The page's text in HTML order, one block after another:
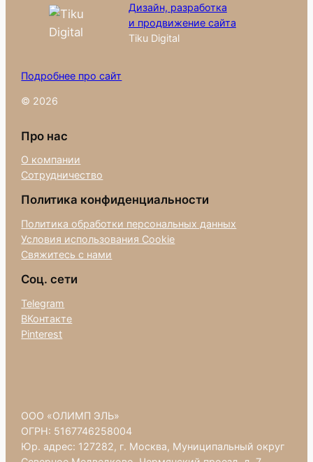
Дизайн, разработка
и продвижение сайта
Tiku Digital
Подробнее про сайт
© 2026
Про нас
О компании
Сотрудничество
Политика конфиденциальности
Политика обработки персональных данных
Условия использования Cookie
Свяжитесь с нами
Соц. сети
Telegram
ВКонтакте
Pinterest
ООО «ОЛИМП ЭЛЬ»
ОГРН: 5167746258004
Юр. адрес: 127282, г. Москва, Муниципальный округ